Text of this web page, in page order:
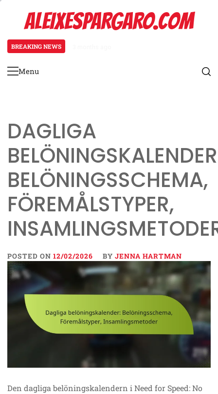
contentALEIXESPARGARO.COM
BREAKING NEWS
Primary
Menu
DAGLIGA
BELÖNINGSSCHEMA,
FÖREMÅLSTYPER,
POSTED ON 12/02/2026 BY JENNA HARTMAN
Den dagliga belöningskalendern i Need for Speed: No